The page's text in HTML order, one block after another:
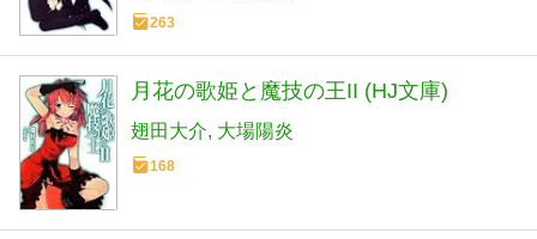
263
月花の歌姫と魔技の王II (HJ文庫)
翅田大介 大場陽炎
168